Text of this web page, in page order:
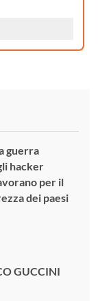
guerra
hacker
per il
dei paesi
GUCCINI